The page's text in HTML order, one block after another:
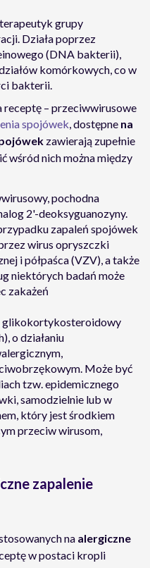
grupy
Działa poprzez
(DNA bakterii),
komórkowych, co w
bakterii.
receptę – przeciwwirusowe
spojówek, dostępne na
zawierają zupełnie
wśród nich można między
pochodna
2'-deoksyguanozyny.
zapaleń spojówek
wirus opryszczki
i półpaśca (VZV), a także
niektórych badań może
zakażeń
glikokortykosteroidowy
o działaniu
Może być
tzw. epidemicznego
samodzielnie lub w
który jest środkiem
przeciw wirusom,
zapalenie
na alergiczne
w postaci kropli